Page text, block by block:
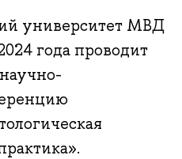
университет МВД
года проводит